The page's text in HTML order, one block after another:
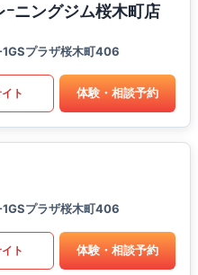
ニングジム桜木町店
プラザ桜木町406
ト 体験・相談予約
プラザ桜木町406
ト 体験・相談予約